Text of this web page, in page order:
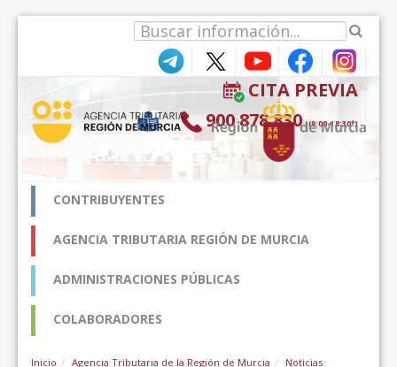
CITA PREVIA
900 878 830 (9:00-18:30*)
CONTRIBUYENTES
AGENCIA TRIBUTARIA REGIÓN DE MURCIA
ADMINISTRACIONES PÚBLICAS
COLABORADORES
Inicio Agencia Tributaria de la Región de Murcia Noticias